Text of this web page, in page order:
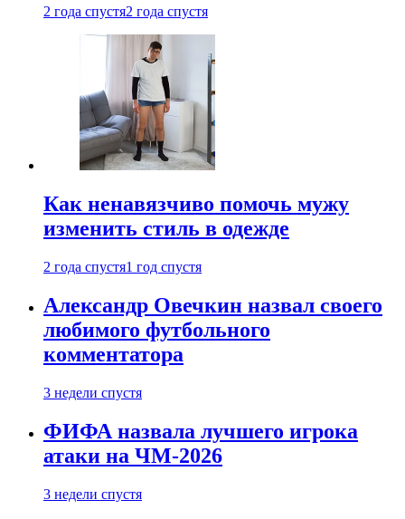
2 года спустя2 года спустя
Как ненавязчиво помочь мужу
изменить стиль в одежде
2 года спустя1 год спустя
Александр Овечкин назвал своего
любимого футбольного
комментатора
3 недели спустя
ФИФА назвала лучшего игрока
атаки на ЧМ-2026
3 недели спустя